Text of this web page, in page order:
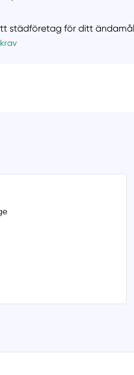
städföretag för ditt